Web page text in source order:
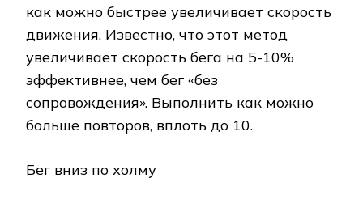
как можно быстрее увеличивает скорость
движения. Известно, что этот метод
увеличивает скорость бега на 5-10%
эффективнее, чем бег «без
сопровождения». Выполнить как можно
больше повторов, вплоть до 10.
Бег вниз по холму